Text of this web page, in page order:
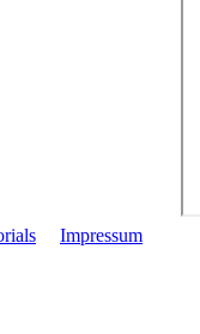
Impressum